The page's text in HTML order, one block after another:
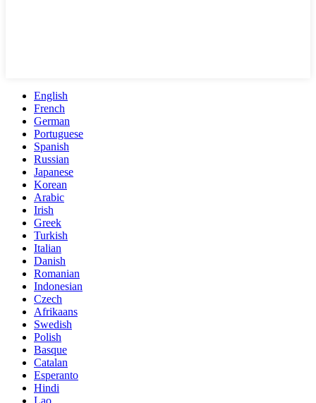
English
French
German
Portuguese
Spanish
Russian
Japanese
Korean
Arabic
Irish
Greek
Turkish
Italian
Danish
Romanian
Indonesian
Czech
Afrikaans
Swedish
Polish
Basque
Catalan
Esperanto
Hindi
Lao